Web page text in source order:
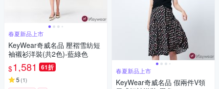
春夏新品上市
KeyWear奇威名品 壓褶雪紡短
袖襯衫洋裝(共2色)-藍綠色
$1,581 61折
5 (1)
春夏新品上市
KeyWear奇威名品 假兩件V領